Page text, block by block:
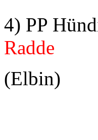
4) PP
Radde
(Elbin)